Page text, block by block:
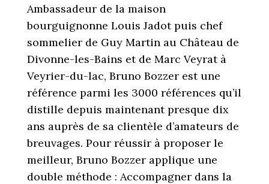
Ambassadeur de la maison
bourguignonne Louis Jadot puis chef
sommelier de Guy Martin au Château de
Divonne-les-Bains et de Marc Veyrat à
Veyrier-du-lac, Bruno Bozzer est une
référence parmi les 3000 références qu’il
distille depuis maintenant presque dix
ans auprès de sa clientèle d’amateurs de
breuvages. Pour réussir à proposer le
meilleur, Bruno Bozzer applique une
double méthode : Accompagner dans la